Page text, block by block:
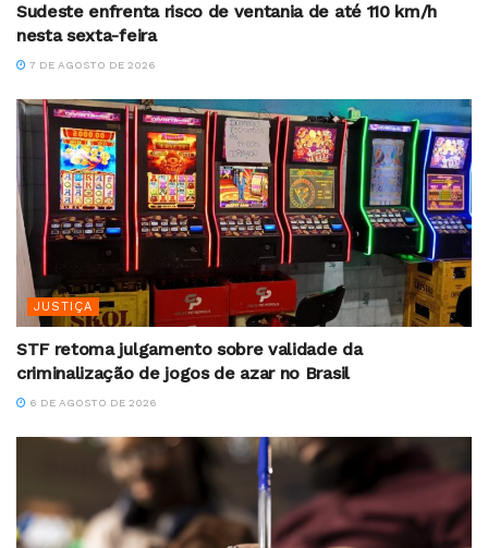
Sudeste enfrenta risco de ventania de até 110 km/h
nesta sexta-feira
7 DE AGOSTO DE 2026
JUSTIÇA
STF retoma julgamento sobre validade da
criminalização de jogos de azar no Brasil
6 DE AGOSTO DE 2026